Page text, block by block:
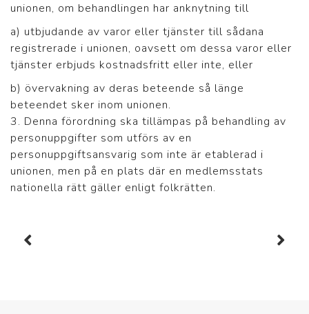
unionen, om behandlingen har anknytning till
a) utbjudande av varor eller tjänster till sådana
registrerade i unionen, oavsett om dessa varor eller
tjänster erbjuds kostnadsfritt eller inte, eller
b) övervakning av deras beteende så länge
beteendet sker inom unionen.
3. Denna förordning ska tillämpas på behandling av
personuppgifter som utförs av en
personuppgiftsansvarig som inte är etablerad i
unionen, men på en plats där en medlemsstats
nationella rätt gäller enligt folkrätten.